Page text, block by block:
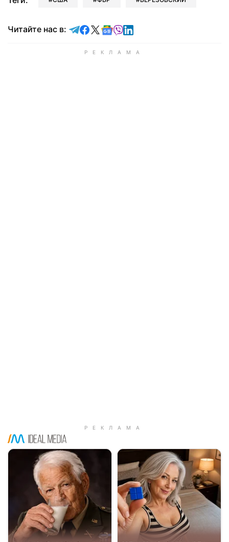
Читайте нас в: Читайте в Telegram
Читайте в Facebook
Читайте в X
Читайте в Google news
Читайте в Viber
Читайте в LinkedIn